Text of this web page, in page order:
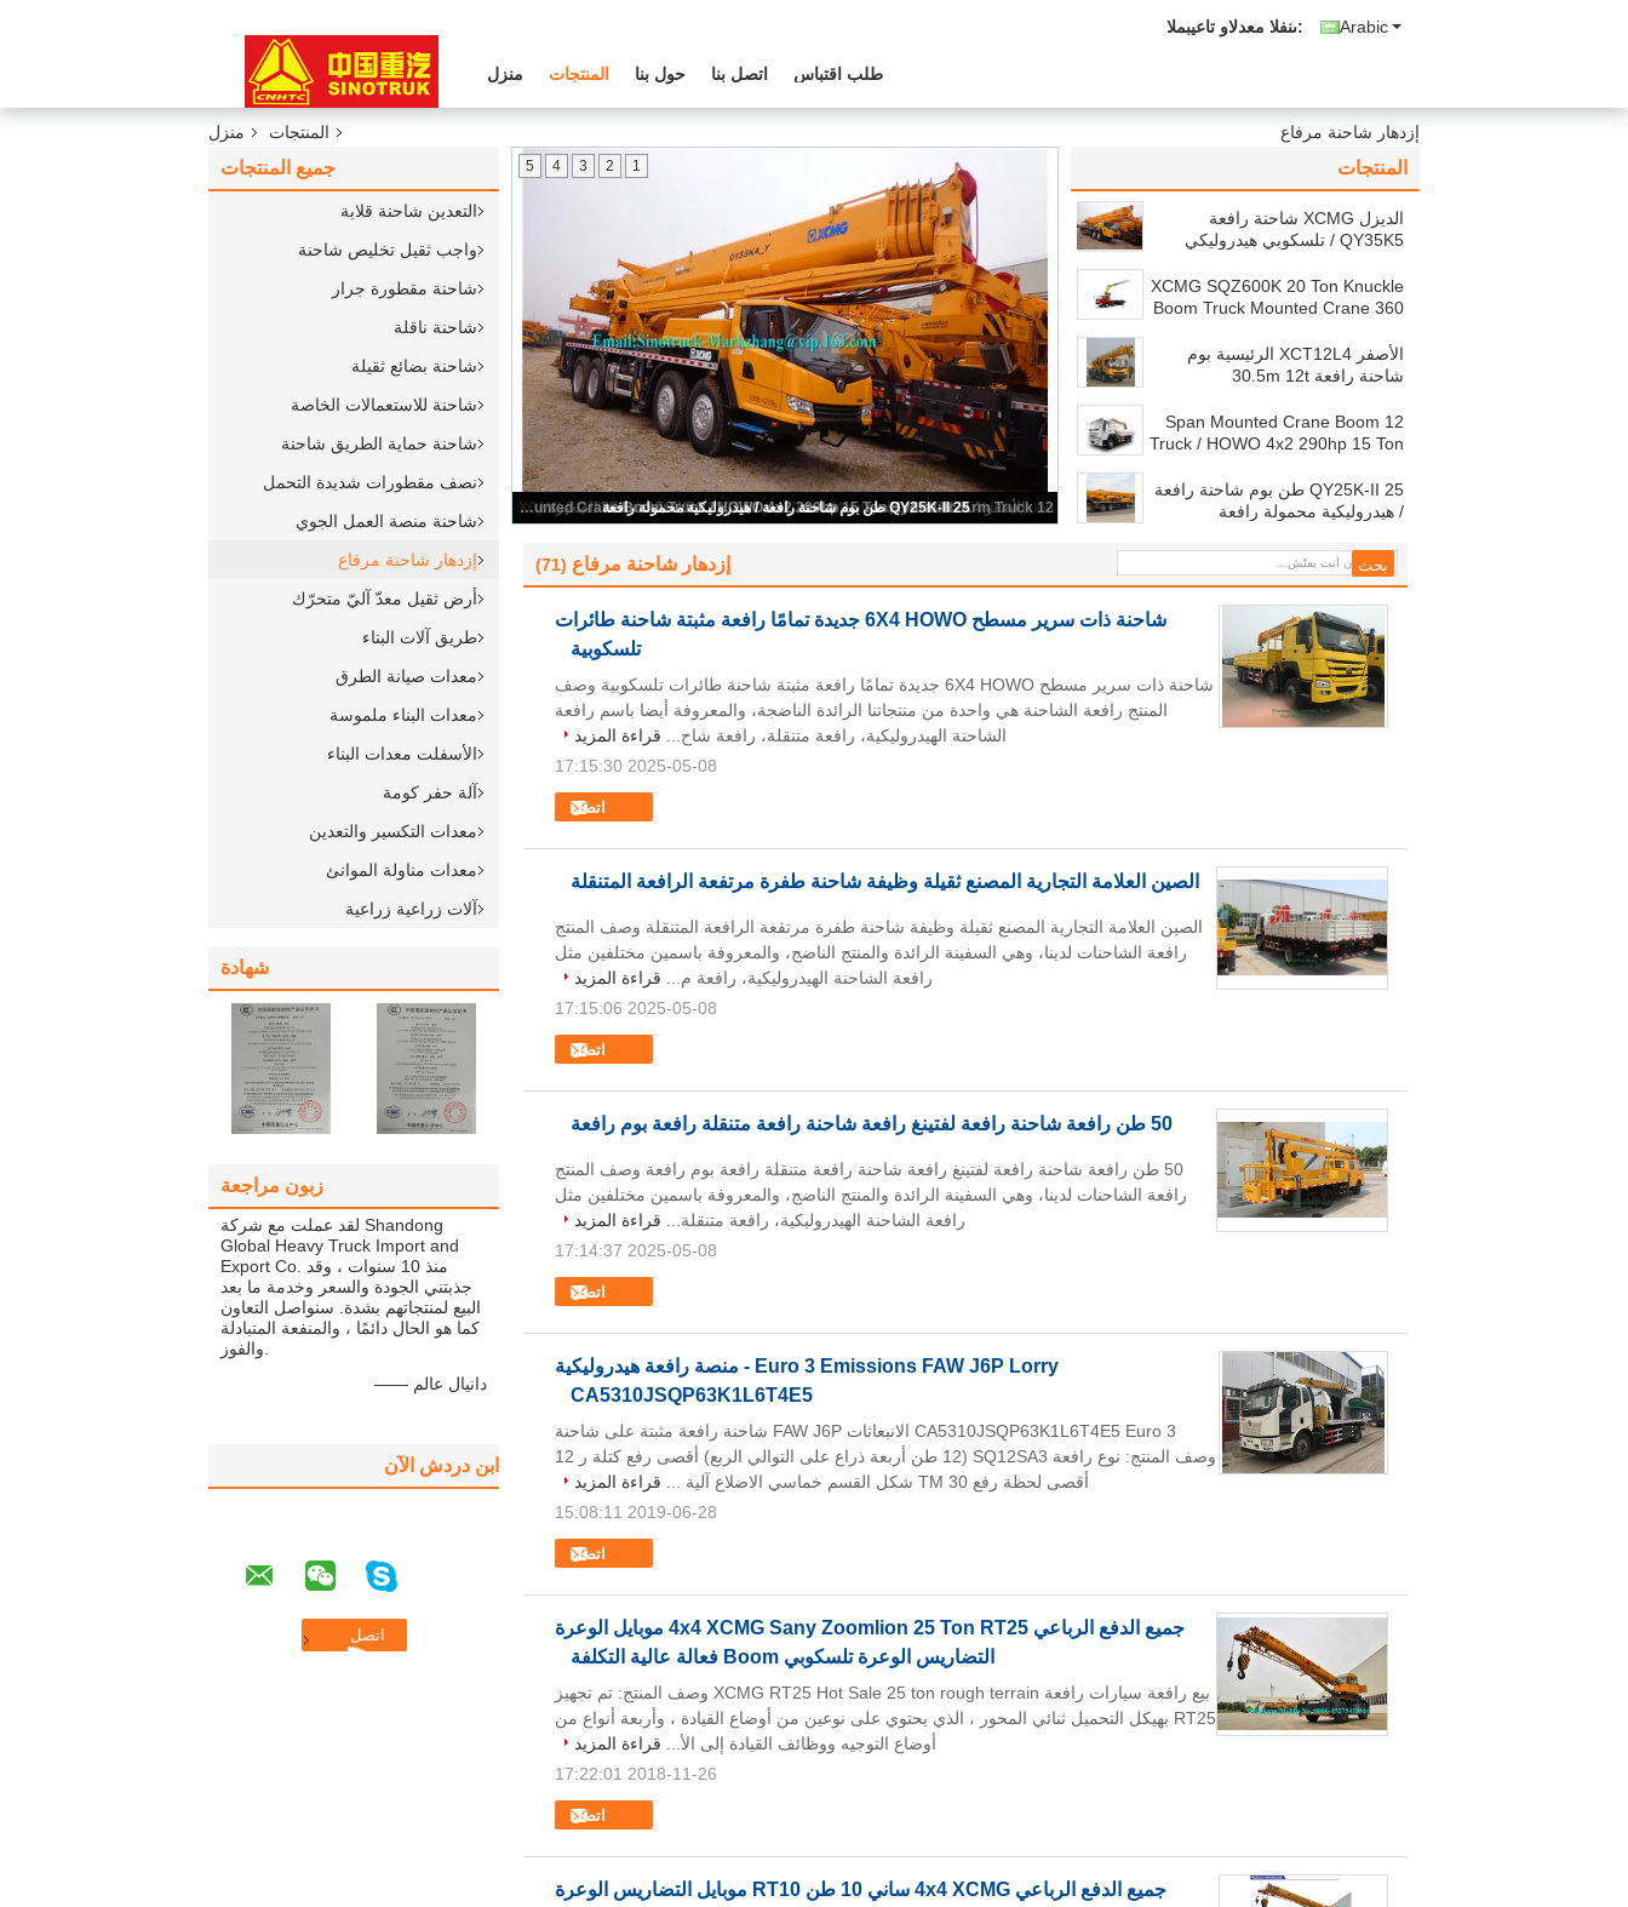
Arabic المبيعات والدعم الفنى:
منزل المنتجات حول بنا اتصل بنا طلب اقتباس
منزل المنتجات إزدهار شاحنة مرفاع
جميع المنتجات
التعدين شاحنة قلابة
واجب ثقيل تخليص شاحنة
شاحنة مقطورة جرار
شاحنة ناقلة
شاحنة بضائع ثقيلة
شاحنة للاستعمالات الخاصة
شاحنة حماية الطريق شاحنة
نصف مقطورات شديدة التحمل
شاحنة منصة العمل الجوي
إزدهار شاحنة مرفاع
أرض ثقيل معدّ آليّ متحرّك
طريق آلات البناء
معدات صيانة الطرق
معدات البناء ملموسة
الأسفلت معدات البناء
آلة حفر كومة
معدات التكسير والتعدين
معدات مناولة الموانئ
آلات زراعية زراعية
شهادة
زبون مراجعة
لقد عملت مع شركة Shandong
Global Heavy Truck Import and
Export Co. منذ 10 سنوات ، وقد
جذبتني الجودة والسعر وخدمة ما بعد
البيع لمنتجاتهم بشدة. سنواصل التعاون
كما هو الحال دائمًا ، والمنفعة المتبادلة
—— دانيال عالم
ابن دردش الآن
الديزل XCMG شاحنة رافعة QY35K5 / تلسكوبي هيدروليكي رافعة مع 36930kg الحمولة
1
2
3
4
5 المنتجات
الديزل XCMG شاحنة رافعة
QY35K5 / تلسكوبي هيدروليكي
XCMG SQZ600K 20 Ton Knuckle
Boom Truck Mounted Crane 360
الأصفر XCT12L4 الرئيسية بوم
شاحنة رافعة 30.5m 12t
12 Span Mounted Crane Boom
Truck / HOWO 4x2 290hp 15 Ton
QY25K-II 25 طن بوم شاحنة رافعة
/ هيدروليكية محمولة رافعة
إزدهار شاحنة مرفاع (71)
شاحنة ذات سرير مسطح 6X4 HOWO جديدة تمامًا رافعة مثبتة شاحنة طائرات
تلسكوبية
اتصل
شاحنة ذات سرير مسطح 6X4 HOWO جديدة تمامًا رافعة مثبتة شاحنة طائرات تلسكوبية وصف
المنتج رافعة الشاحنة هي واحدة من منتجاتنا الرائدة الناضجة، والمعروفة أيضا باسم رافعة
الشاحنة الهيدروليكية، رافعة متنقلة، رافعة شاح... قراءة المزيد
2025-05-08 17:15:30
الصين العلامة التجارية المصنع ثقيلة وظيفة شاحنة طفرة مرتفعة الرافعة المتنقلة
اتصل
الصين العلامة التجارية المصنع ثقيلة وظيفة شاحنة طفرة مرتفعة الرافعة المتنقلة وصف المنتج
رافعة الشاحنات لدينا، وهي السفينة الرائدة والمنتج الناضج، والمعروفة باسمين مختلفين مثل
رافعة الشاحنة الهيدروليكية، رافعة م... قراءة المزيد
2025-05-08 17:15:06
50 طن رافعة شاحنة رافعة لفتينغ رافعة شاحنة رافعة متنقلة رافعة بوم رافعة
اتصل
50 طن رافعة شاحنة رافعة لفتينغ رافعة شاحنة رافعة متنقلة رافعة بوم رافعة وصف المنتج
رافعة الشاحنات لدينا، وهي السفينة الرائدة والمنتج الناضج، والمعروفة باسمين مختلفين مثل
رافعة الشاحنة الهيدروليكية، رافعة متنقلة... قراءة المزيد
2025-05-08 17:14:37
Euro 3 Emissions FAW J6P Lorry - منصة رافعة هيدروليكية
CA5310JSQP63K1L6T4E5
اتصل
CA5310JSQP63K1L6T4E5 Euro 3 الانبعاثات FAW J6P شاحنة رافعة مثبتة على شاحنة
وصف المنتج: نوع رافعة SQ12SA3 (12 طن أربعة ذراع على التوالي الربع) أقصى رفع كتلة ر 12
أقصى لحظة رفع TM 30 شكل القسم خماسي الاضلاع آلية ...
قراءة المزيد
2019-06-28 15:08:11
جميع الدفع الرباعي 4x4 XCMG Sany Zoomlion 25 Ton RT25 موبايل الوعرة
التضاريس الوعرة تلسكوبي Boom فعالة عالية التكلفة
اتصل
بيع رافعة سيارات رافعة XCMG RT25 Hot Sale 25 ton rough terrain وصف المنتج: تم تجهيز
RT25 بهيكل التحميل ثنائي المحور ، الذي يحتوي على نوعين من أوضاع القيادة ، وأربعة أنواع من
أوضاع التوجيه ووظائف القيادة إلى الأ... قراءة المزيد
2018-11-26 17:22:01
جميع الدفع الرباعي 4x4 XCMG ساني 10 طن RT10 موبايل التضاريس الوعرة